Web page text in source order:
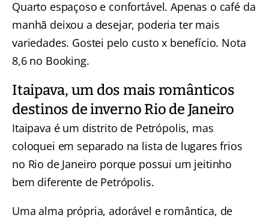
Quarto espaçoso e confortável. Apenas o café da
manhã deixou a desejar, poderia ter mais
variedades. Gostei pelo custo x benefício. Nota
8,6 no Booking.
Itaipava, um dos mais românticos
destinos de inverno Rio de Janeiro
Itaipava é um distrito de Petrópolis, mas
coloquei em separado na lista de lugares frios
no Rio de Janeiro porque possui um jeitinho
bem diferente de Petrópolis.
Uma alma própria, adorável e romântica, de